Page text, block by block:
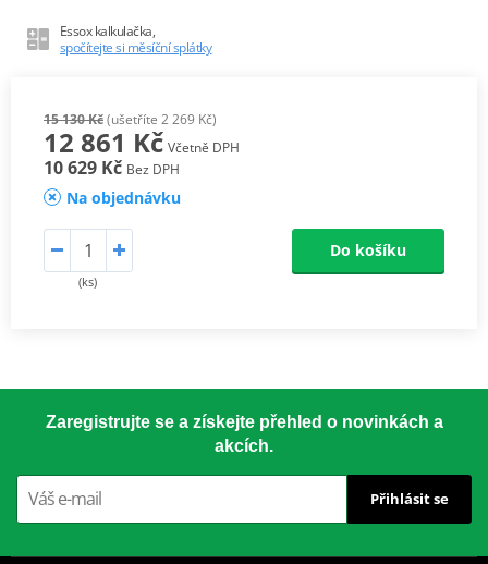
Essox kalkulačka,
spočítejte si měsíční splátky
15 130 Kč(ušetříte 2 269 Kč)
12 861 Kč Včetně DPH
10 629 Kč Bez DPH
Na objednávku
(ks)
Do košíku
Zaregistrujte se a získejte přehled o novinkách a
akcích.
Přihlásit se